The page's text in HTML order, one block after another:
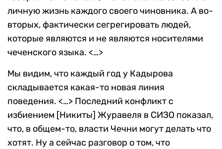
личную жизнь каждого своего чиновника. А во-
вторых, фактически сегрегировать людей,
которые являются и не являются носителями
чеченского языка. <…>
Мы видим, что каждый год у Кадырова
складывается какая-то новая линия
поведения. <…> Последний конфликт с
избиением [Никиты] Журавеля в СИЗО показал,
что, в общем-то, власти Чечни могут делать что
хотят. Ну а сейчас разговор о том, что